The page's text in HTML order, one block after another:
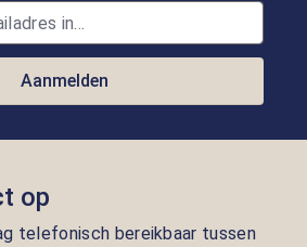
Aanmelden
op
telefonisch bereikbaar tussen